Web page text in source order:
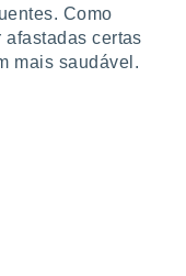
Como
certas
mais saudável.